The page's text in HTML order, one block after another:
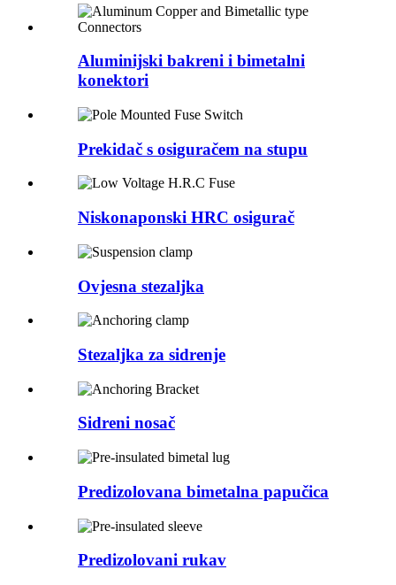
Aluminijski bakreni i bimetalni
konektori
Prekidač s osiguračem na stupu
Niskonaponski HRC osigurač
Ovjesna stezaljka
Stezaljka za sidrenje
Sidreni nosač
Predizolovana bimetalna papučica
Predizolovani rukav